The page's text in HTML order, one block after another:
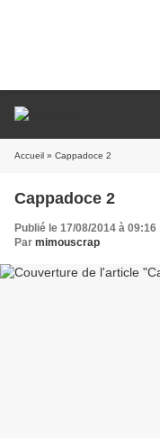
Accueil » Cappadoce 2
Cappadoce 2
Publié le 17/08/2014 à 09:16
Par mimouscrap